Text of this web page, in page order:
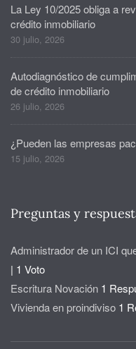
La Ley 10/2025 obliga a
crédito inmobiliario
30 julio, 2026
Autodiagnóstico de
de crédito inmobiliario
26 julio, 2026
¿Pueden las empresas
15 julio, 2026
Preguntas y
Administrador de un ICI
| 1 Voto
Escritura Novación 1
Vivienda en proindiviso 1